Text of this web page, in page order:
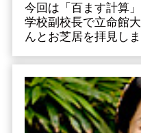
今回は「百ます計算
学校副校長で立命館
んとお芝居を拝見しま